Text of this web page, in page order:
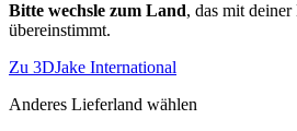
Bitte wechsle zum Land, das mit deiner
übereinstimmt.
Zu 3DJake International
Anderes Lieferland wählen